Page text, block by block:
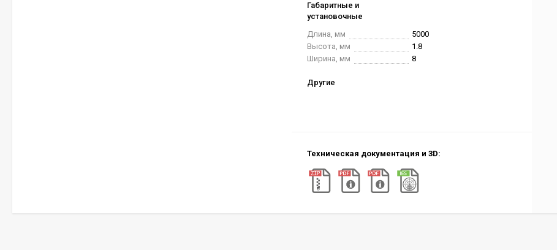
Габаритные и
установочные
Длина, мм
5000
Высота, мм
1.8
Ширина, мм
8
Другие
Техническая документация и 3D: